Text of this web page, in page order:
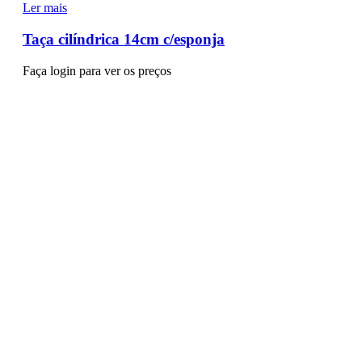
Ler mais
Taça cilíndrica 14cm c/esponja
Faça login para ver os preços